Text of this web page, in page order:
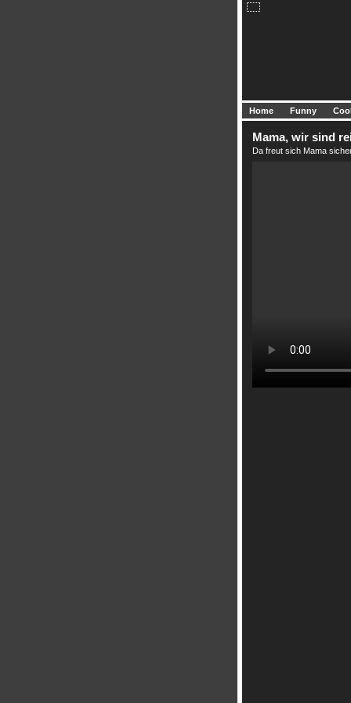
Home Funny
Mama, wir sind
Da freut sich Mama